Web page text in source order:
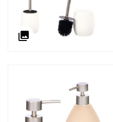
collections